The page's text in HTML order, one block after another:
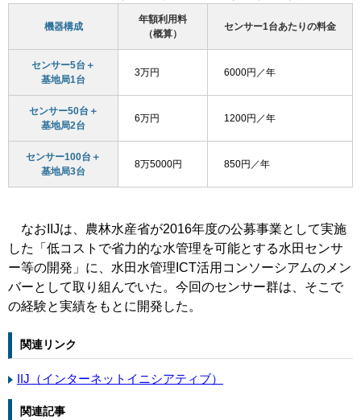
機器構成
年額利用料
（概算）
センサー1台あたりの料金
センサー5台＋
基地局1台
3万円 6000円／年
センサー50台＋
基地局2台
6万円 1200円／年
センサー100台＋
基地局3台
8万5000円 850円／年
なおIIJは、農林水産省が2016年度の公募事業として実施
した「低コストで省力的な水管理を可能とする水田センサ
ー等の開発」に、水田水管理ICT活用コンソーシアムのメン
バーとして取り組んでいた。今回のセンサー群は、そこで
の経験と実績をもとに開発した。
関連リンク
IIJ（インターネットイニシアティブ）
関連記事